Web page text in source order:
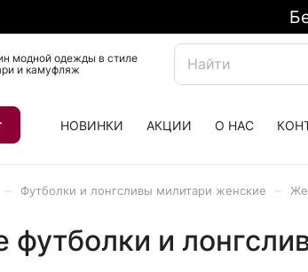
модной одежды в стиле
и камуфляж
НОВИНКИ АКЦИИ О НАС
Футболки и лонгсливы милитари женские
и